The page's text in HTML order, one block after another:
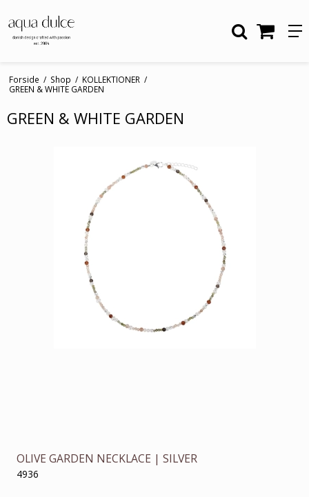
Forside / Shop / KOLLEKTIONER /
GREEN & WHITE GARDEN
GREEN & WHITE GARDEN
OLIVE GARDEN NECKLACE | SILVER
4936